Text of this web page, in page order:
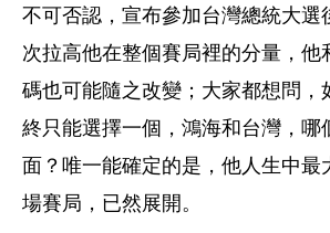
不可否認，宣布參加台灣總統大選
次拉高他在整個賽局裡的分量，他
碼也可能隨之改變；大家都想問，
終只能選擇一個，鴻海和台灣，哪
面？唯一能確定的是，他人生中最
場賽局，已然展開。